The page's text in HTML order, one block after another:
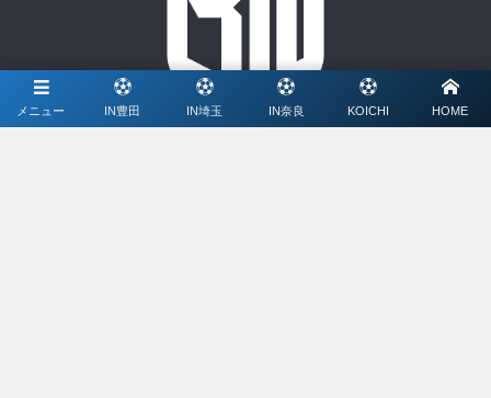
メニュー IN豊田 IN埼玉 IN奈良 KOICHI HOME